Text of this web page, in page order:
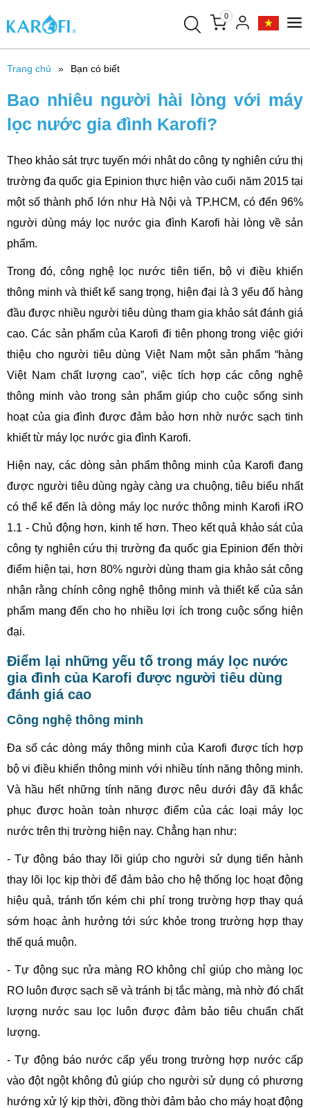
0
Trang chủ Bạn có biết
Bao nhiêu người hài lòng với máy
lọc nước gia đình Karofi?
Theo khảo sát trực tuyến mới nhât do công ty nghiên cứu thị
trường đa quốc gia Epinion thực hiện vào cuối năm 2015 tại
một số thành phố lớn như Hà Nội và TP.HCM, có đến 96%
người dùng máy lọc nước gia đình Karofi hài lòng về sản
phẩm.
Trong đó, công nghệ lọc nước tiên tiến, bộ vi điều khiển
thông minh và thiết kế sang trọng, hiện đại là 3 yếu đố hàng
đầu được nhiều người tiêu dùng tham gia khảo sát đánh giá
cao. Các sản phẩm của Karofi đi tiên phong trong việc giới
thiệu cho người tiêu dùng Việt Nam một sản phẩm “hàng
Việt Nam chất lượng cao”, việc tích hợp các công nghệ
thông minh vào trong sản phẩm giúp cho cuộc sống sinh
hoạt của gia đình được đảm bảo hơn nhờ nước sạch tinh
khiết từ máy lọc nước gia đình Karofi.
Hiện nay, các dòng sản phẩm thông minh của Karofi đang
được người tiêu dùng ngày càng ưa chuộng, tiêu biểu nhất
có thể kể đến là dòng máy lọc nước thông minh Karofi iRO
1.1 - Chủ động hơn, kinh tế hơn. Theo kết quả khảo sát của
công ty nghiên cứu thị trường đa quốc gia Epinion đến thời
điểm hiện tại, hơn 80% người dùng tham gia khảo sát công
nhận rằng chính công nghệ thông minh và thiết kế của sản
phẩm mang đến cho họ nhiều lợi ích trong cuộc sống hiện
đại.
Điểm lại những yếu tố trong máy lọc nước
gia đình của Karofi được người tiêu dùng
đánh giá cao
Công nghệ thông minh
Đa số các dòng máy thông minh của Karofi được tích hợp
bộ vi điều khiển thông minh với nhiều tính năng thông minh.
Và hầu hết những tính năng được nêu dưới đây đã khắc
phục được hoàn toàn nhược điểm của các loại máy lọc
nước trên thị trường hiện nay. Chẳng hạn như:
- Tự động báo thay lõi giúp cho người sử dụng tiến hành
thay lõi lọc kịp thời để đảm bảo cho hệ thống lọc hoạt động
hiệu quả, tránh tốn kém chi phí trong trường hợp thay quá
sớm hoạc ảnh hưởng tới sức khỏe trong trường hợp thay
thế quá muộn.
- Tự động sục rửa màng RO không chỉ giúp cho màng lọc
RO luôn được sạch sẽ và tránh bị tắc màng, mà nhờ đó chất
lượng nước sau lọc luôn được đảm bảo tiêu chuẩn chất
lượng.
- Tự động báo nước cấp yếu trong trường hợp nước cấp
vào đột ngột không đủ giúp cho người sử dụng có phương
hướng xử lý kịp thời, đồng thời đảm bảo cho máy hoạt động